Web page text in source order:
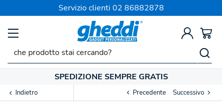
Servizio clienti 02 86882878
SPEDIZIONE SEMPRE GRATIS
Indietro Precedente Successivo